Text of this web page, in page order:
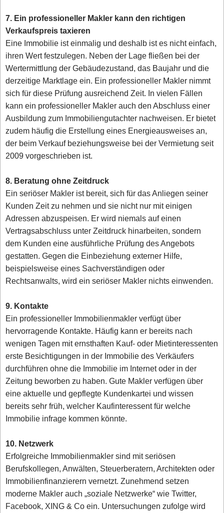
7. Ein professioneller Makler kann den richtigen
Verkaufspreis taxieren
Eine Immobilie ist einmalig und deshalb ist es nicht einfach,
ihren Wert festzulegen. Neben der Lage fließen bei der
Wertermittlung der Gebäudezustand, das Baujahr und die
derzeitige Marktlage ein. Ein professioneller Makler nimmt
sich für diese Prüfung ausreichend Zeit. In vielen Fällen
kann ein professioneller Makler auch den Abschluss einer
Ausbildung zum Immobiliengutachter nachweisen. Er bietet
zudem häufig die Erstellung eines Energieausweises an,
der beim Verkauf beziehungsweise bei der Vermietung seit
2009 vorgeschrieben ist.
8. Beratung ohne Zeitdruck
Ein seriöser Makler ist bereit, sich für das Anliegen seiner
Kunden Zeit zu nehmen und sie nicht nur mit einigen
Adressen abzuspeisen. Er wird niemals auf einen
Vertragsabschluss unter Zeitdruck hinarbeiten, sondern
dem Kunden eine ausführliche Prüfung des Angebots
gestatten. Gegen die Einbeziehung externer Hilfe,
beispielsweise eines Sachverständigen oder
Rechtsanwalts, wird ein seriöser Makler nichts einwenden.
9. Kontakte
Ein professioneller Immobilienmakler verfügt über
hervorragende Kontakte. Häufig kann er bereits nach
wenigen Tagen mit ernsthaften Kauf- oder Mietinteressenten
erste Besichtigungen in der Immobilie des Verkäufers
durchführen ohne die Immobilie im Internet oder in der
Zeitung beworben zu haben. Gute Makler verfügen über
eine aktuelle und gepflegte Kundenkartei und wissen
bereits sehr früh, welcher Kaufinteressent für welche
Immobilie infrage kommen könnte.
10. Netzwerk
Erfolgreiche Immobilienmakler sind mit seriösen
Berufskollegen, Anwälten, Steuerberatern, Architekten oder
Immobilienfinanzierern vernetzt. Zunehmend setzen
moderne Makler auch „soziale Netzwerke“ wie Twitter,
Facebook, XING & Co ein. Untersuchungen zufolge wird